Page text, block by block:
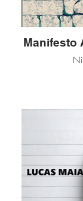
Manifesto